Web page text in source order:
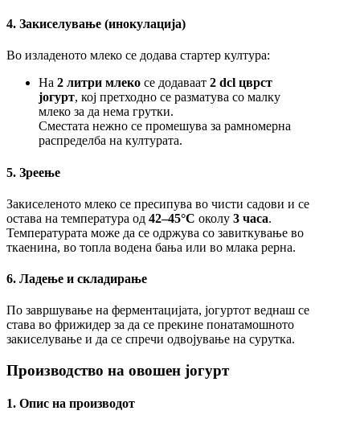
4. Закиселување (инокулација)
Во изладеното млеко се додава стартер култура:
На 2 литри млеко се додаваат 2 dcl цврст
јогурт, кој претходно се разматува со малку
млеко за да нема грутки.
Сместата нежно се промешува за рамномерна
распределба на културата.
5. Зреење
Закиселеното млеко се пресипува во чисти садови и се
остава на температура од 42–45°C околу 3 часа.
Температурата може да се одржува со завиткување во
ткаенина, во топла водена бања или во млака рерна.
6. Ладење и складирање
По завршување на ферментацијата, јогуртот веднаш се
става во фрижидер за да се прекине понатамошното
закиселување и да се спречи одвојување на сурутка.
Производство на овошен јогурт
1. Опис на производот